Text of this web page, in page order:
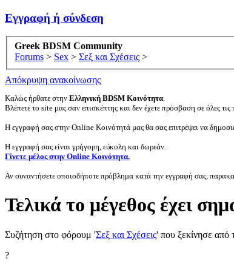
Εγγραφή ή σύνδεση
Greek BDSM Community
Forums > Sex > Σεξ και Σχέσεις >
Απόκρυψη ανακοίνωσης
Καλώς ήρθατε στην Ελληνική BDSM Κοινότητα.
Βλέπετε το site μας σαν επισκέπτης και δεν έχετε πρόσβαση σε όλες τις
Η εγγραφή σας στην Online Κοινότητά μας θα σας επιτρέψει να
Η εγγραφή σας είναι γρήγορη, εύκολη και δωρεάν.
Γίνετε μέλος στην Online Κοινότητα.
Αν συναντήσετε οποιοδήποτε πρόβλημα κατά την εγγραφή σας,
Τελικά το μέγεθος έχει
Συζήτηση στο φόρουμ 'Σεξ και Σχέσεις' που ξεκίνησε από
?